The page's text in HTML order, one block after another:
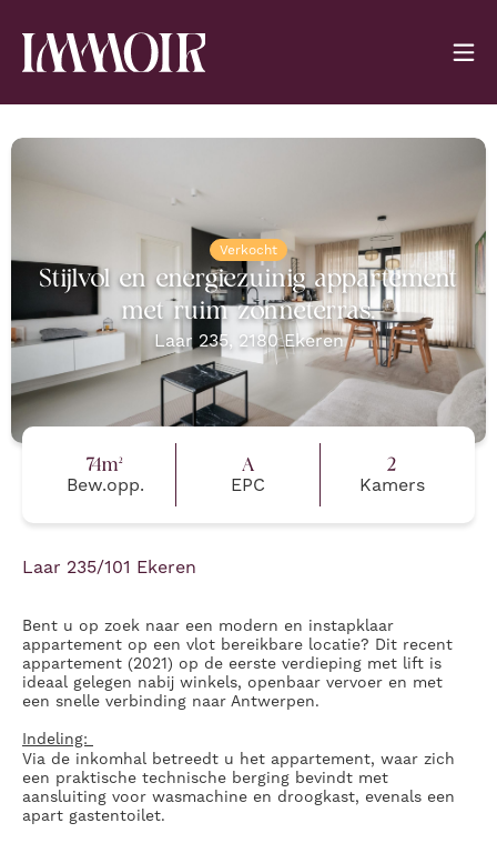
Verkocht
Stijlvol en energiezuinig appartement
met ruim zonneterras.
Laar 235, 2180 Ekeren
74m²
Bew.opp.
A
EPC
2
Kamers
Laar 235/101 Ekeren
Bent u op zoek naar een modern en instapklaar
appartement op een vlot bereikbare locatie? Dit recent
appartement (2021) op de eerste verdieping met lift is
ideaal gelegen nabij winkels, openbaar vervoer en met
een snelle verbinding naar Antwerpen.
Indeling:
Via de inkomhal betreedt u het appartement, waar zich
een praktische technische berging bevindt met
aansluiting voor wasmachine en droogkast, evenals een
apart gastentoilet.